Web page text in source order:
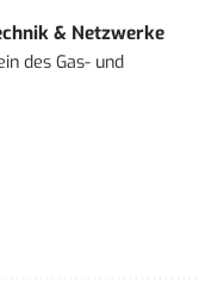
& Netzwerke
des Gas- und